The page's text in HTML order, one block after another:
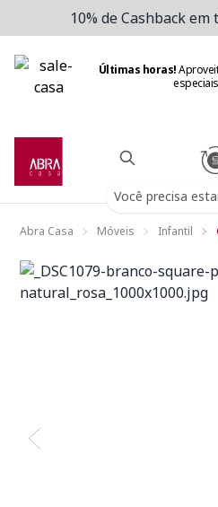
10% de Cashback em
Últimas horas!
especiais
Você precisa
Abra Casa Móveis Infantil